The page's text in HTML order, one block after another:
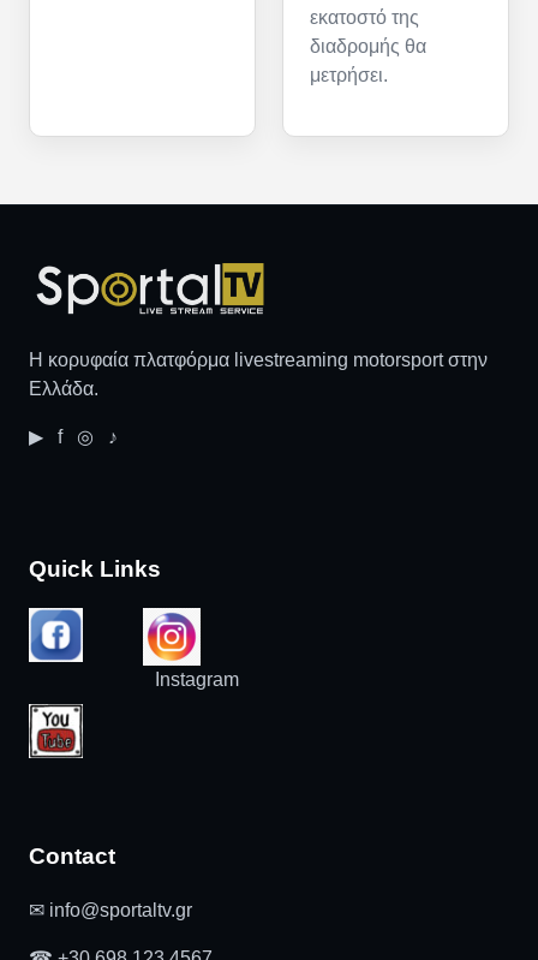
εκατοστό της
διαδρομής θα
μετρήσει.
Η κορυφαία πλατφόρμα livestreaming motorsport στην
Ελλάδα.
▶ f ◎ ♪
Quick Links
Instagram
Contact
✉ info@sportaltv.gr